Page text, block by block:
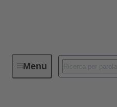
MenuSistemi a solenoide